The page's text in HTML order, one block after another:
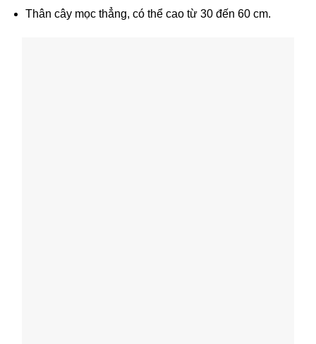
Thân cây mọc thẳng, có thể cao từ 30 đến 60 cm.